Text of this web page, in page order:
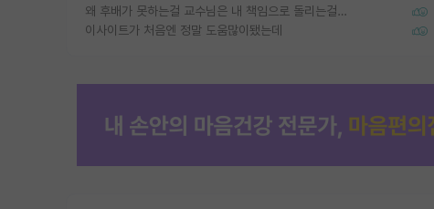
왜 후배가 못하는걸 교수님은 내 책임으로 돌리는걸까요?
이사이트가 처음엔 정말 도움많이됐는데